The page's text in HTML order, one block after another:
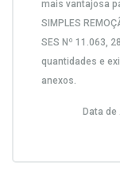
mais vantajosa
SIMPLES
SES Nº 11.063,
quantidades e
anexos.
Data